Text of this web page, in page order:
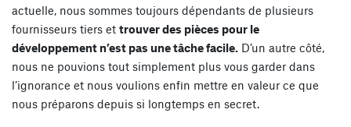
actuelle, nous sommes toujours dépendants de plusieurs
fournisseurs tiers et trouver des pièces pour le
développement n’est pas une tâche facile. D’un autre côté,
nous ne pouvions tout simplement plus vous garder dans
l’ignorance et nous voulions enfin mettre en valeur ce que
nous préparons depuis si longtemps en secret.